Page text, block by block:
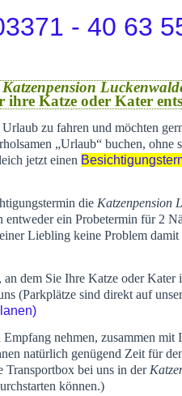
- 40 63
Katzenpension
Katze oder Kater
Urlaub zu fahren und möchten
„Urlaub“ buchen, ohne
jetzt einen
die Katzenpension
ein Probetermin für 2
Liebling keine Problem
an dem Sie Ihre Katze oder
(Parkplätze sind direkt auf
nehmen, zusammen mit
natürlich genügend Zeit für
Transportbox bei uns in der
können.)